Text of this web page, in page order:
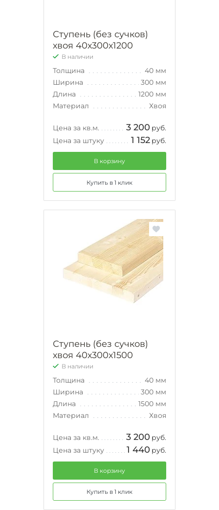
Ступень (без сучков)
хвоя 40х300х1200
В наличии
Толщина
40 мм
Ширина
300 мм
Длина
1200 мм
Материал
Хвоя
Цена за кв.м. 3 200 руб.
Цена за штуку
1 152 руб.
В корзину
Купить в 1 клик
Ступень (без сучков)
хвоя 40х300х1500
В наличии
Толщина
40 мм
Ширина
300 мм
Длина
1500 мм
Материал
Хвоя
Цена за кв.м. 3 200 руб.
Цена за штуку
1 440 руб.
В корзину
Купить в 1 клик